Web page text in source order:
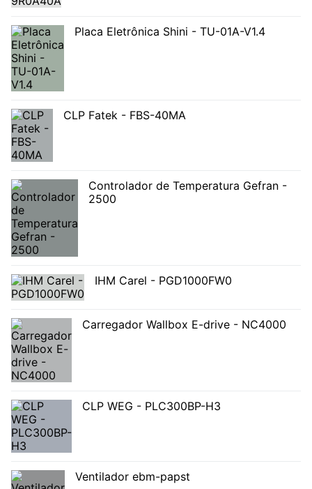
Placa Eletrônica Shini - TU-01A-V1.4
CLP Fatek - FBS-40MA
Controlador de Temperatura Gefran -
2500
IHM Carel - PGD1000FW0
Carregador Wallbox E-drive - NC4000
CLP WEG - PLC300BP-H3
Ventilador ebm-papst